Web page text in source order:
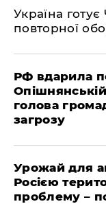
Україна
повторної
РФ вдарила
голова
загрозу
Урожай для
Росією
проблему –